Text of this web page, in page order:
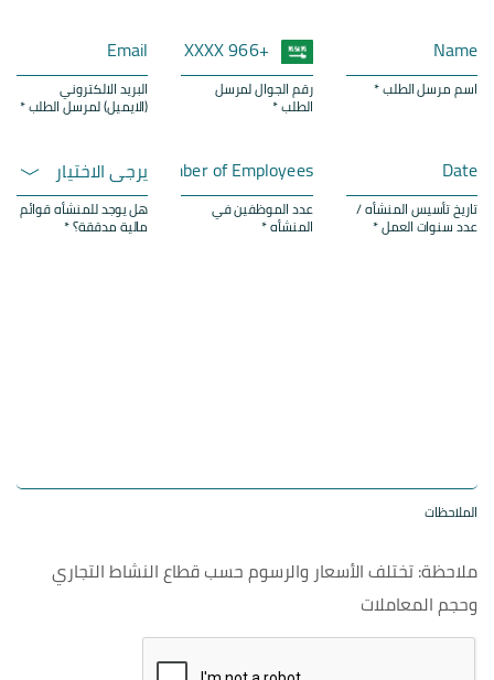
اسم مرسل الطلب * رقم الجوال لمرسل
الطلب *
البريد الالكتروني
(الايميل) لمرسل الطلب *
تاريخ تأسيس المنشأه /
عدد سنوات العمل *
عدد الموظفين في
المنشأه *
يرجى الاختيار
هل يوجد للمنشأه قوائم
مالية مدققة؟ *
الملاحظات
ملاحظة: تختلف الأسعار والرسوم حسب قطاع النشاط التجاري
وحجم المعاملات